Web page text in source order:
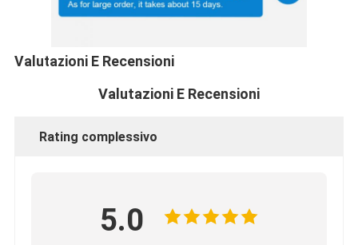
Valutazioni E Recensioni
Valutazioni E Recensioni
Rating complessivo
5.0